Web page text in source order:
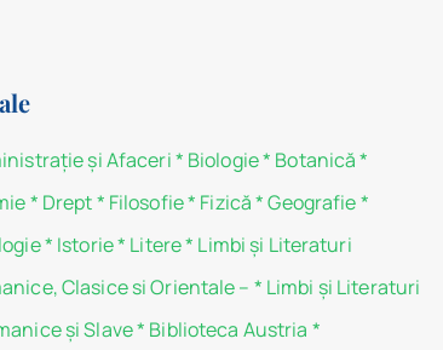
şi Afaceri* Biologie* Botanică *
* Drept* Filosofie* Fizică* Geografie*
* Istorie* Litere* Limbi și Literaturi
Clasice si Orientale – * Limbi și Literaturi
şi Slave* Biblioteca Austria *